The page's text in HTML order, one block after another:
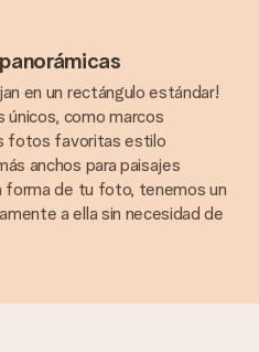
en un rectángulo estándar!
como marcos
fotos favoritas estilo
anchos para paisajes
forma de tu foto, tenemos un
a ella sin necesidad de